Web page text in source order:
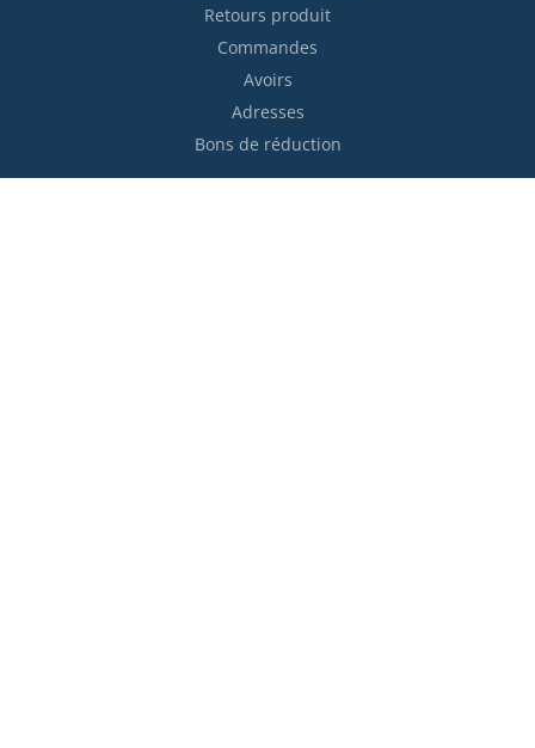
Retours produit
Commandes
Avoirs
Adresses
Bons de réduction